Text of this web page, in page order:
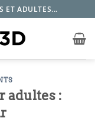
ET ADULTES...
adultes :